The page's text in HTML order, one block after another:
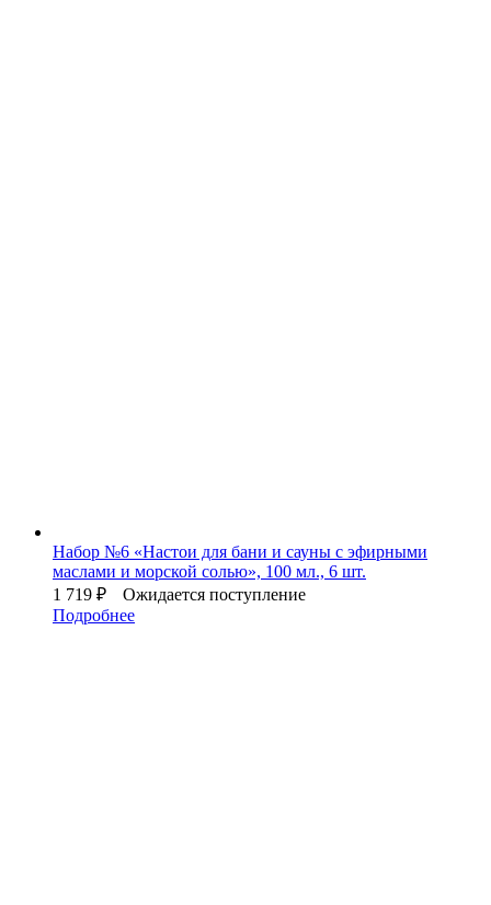
Набор №6 «Настои для бани и сауны с эфирными
маслами и морской солью», 100 мл., 6 шт.
1 719 ₽
Ожидается поступление
Подробнее